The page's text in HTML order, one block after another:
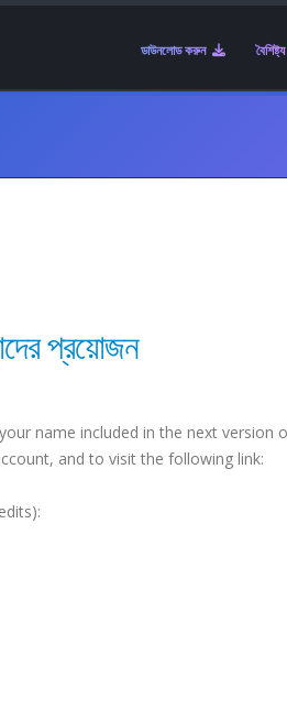
ডাউনলোড করুন বৈশিষ্ট্য
প্রয়োজন
name included in the next version
and to visit the following link: